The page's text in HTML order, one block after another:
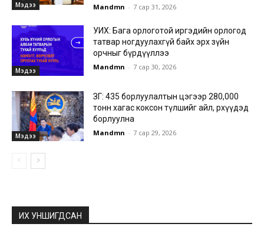
Мэдээ Mandmn - 7 сар 31, 2026
Мэдээ
УИХ: Бага орлоготой иргэдийн орлогод
татвар ногдуулахгүй байх эрх зүйн
орчныг бүрдүүллээ
Mandmn - 7 сар 30, 2026
Мэдээ
ЗГ: 435 борлуулалтын цэгээр 280,000
тонн хагас коксон түлшийг айл, өрхүүдэд
борлуулна
Mandmn - 7 сар 29, 2026
ИХ УНШИГДСАН